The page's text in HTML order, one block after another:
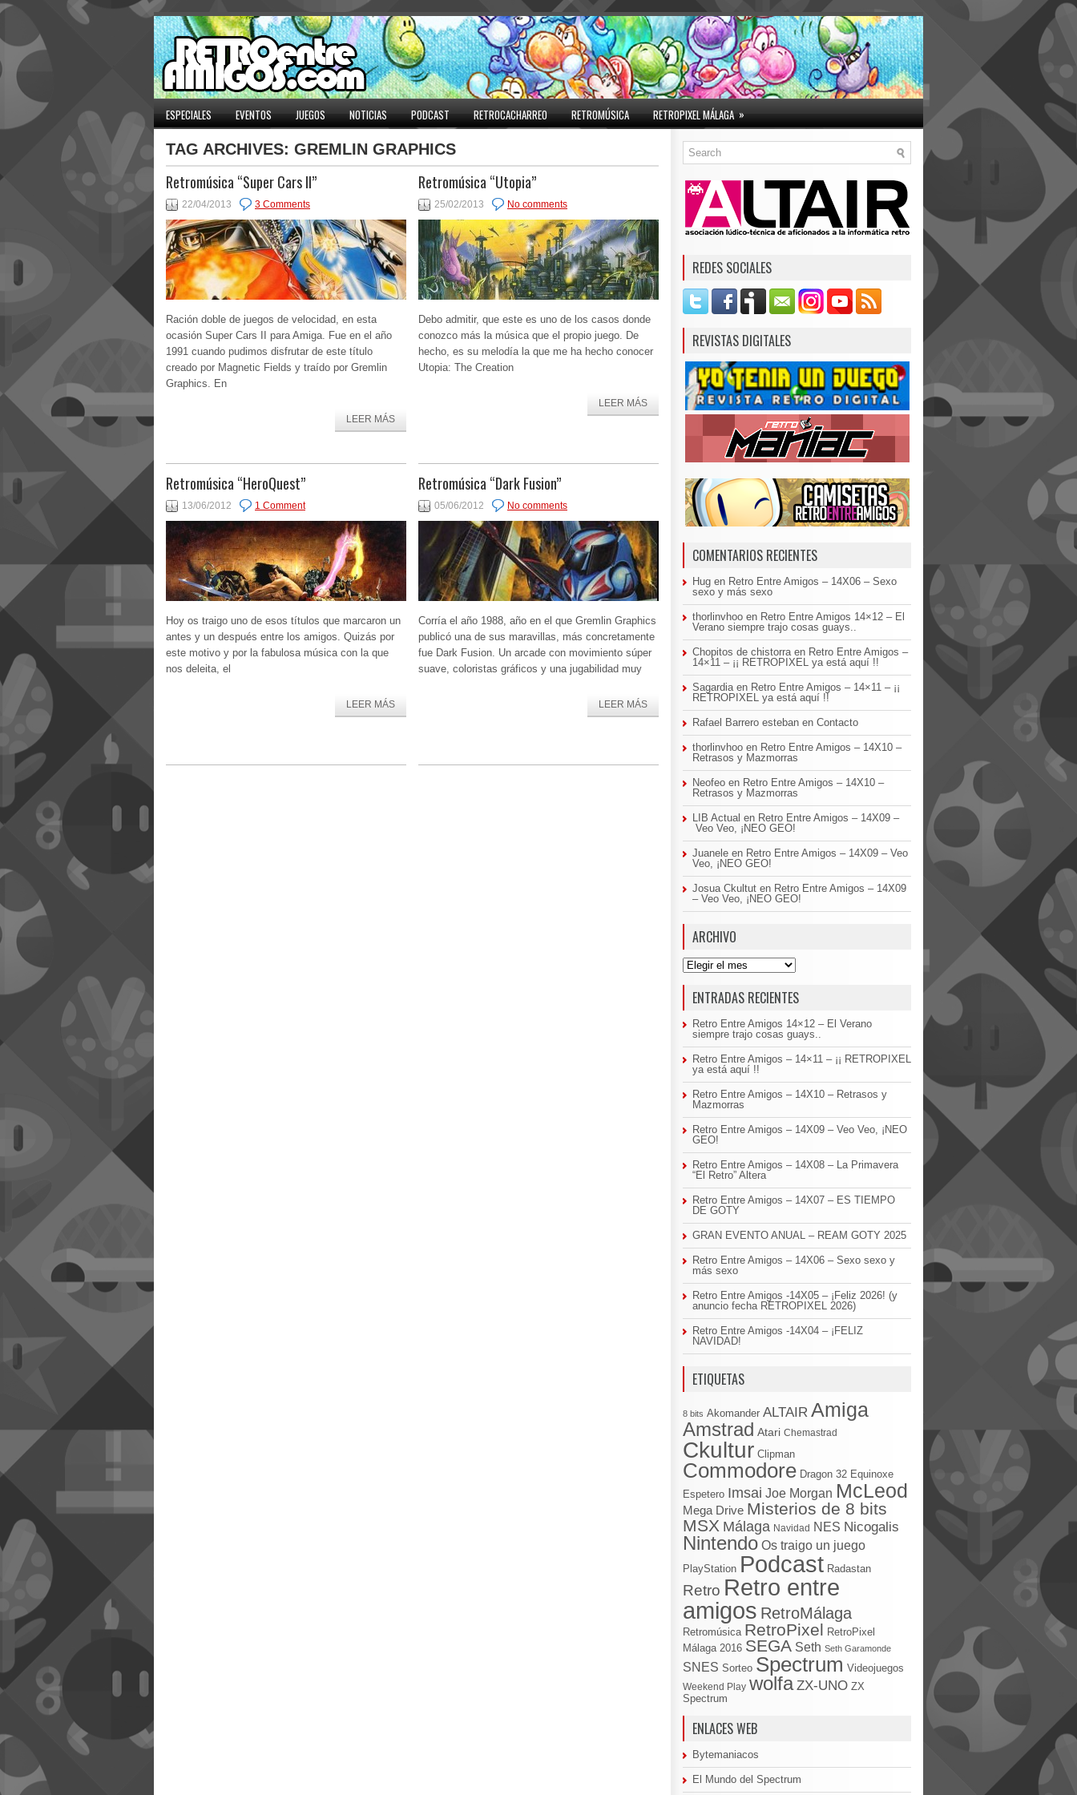
ESPECIALES EVENTOS JUEGOS NOTICIAS PODCAST RETROCACHARREO RETROMÚSICA RETROPIXEL MÁLAGA »
TAG ARCHIVES: GREMLIN GRAPHICS
Retromúsica “Super Cars II”
22/04/2013 3 Comments
Ración doble de juegos de velocidad, en esta
ocasión Super Cars II para Amiga. Fue en el año
1991 cuando pudimos disfrutar de este título
creado por Magnetic Fields y traído por Gremlin
Graphics. En
LEER MÁS
Retromúsica “Utopia”
25/02/2013 No comments
Debo admitir, que este es uno de los casos donde
conozco más la música que el propio juego. De
hecho, es su melodía la que me ha hecho conocer
Utopia: The Creation
LEER MÁS
Retromúsica “HeroQuest”
13/06/2012 1 Comment
Hoy os traigo uno de esos títulos que marcaron un
antes y un después entre los amigos. Quizás por
este motivo y por la fabulosa música con la que
nos deleita, el
LEER MÁS
Retromúsica “Dark Fusion”
05/06/2012 No comments
Corría el año 1988, año en el que Gremlin Graphics
publicó una de sus maravillas, más concretamente
fue Dark Fusion. Un arcade con movimiento súper
suave, coloristas gráficos y una jugabilidad muy
LEER MÁS
REDES SOCIALES
REVISTAS DIGITALES
COMENTARIOS RECIENTES
Hug en Retro Entre Amigos – 14X06 – Sexo
sexo y más sexo
thorlinvhoo en Retro Entre Amigos 14×12 – El
Verano siempre trajo cosas guays..
Chopitos de chistorra en Retro Entre Amigos –
14×11 – ¡¡ RETROPIXEL ya está aquí !!
Sagardia en Retro Entre Amigos – 14×11 – ¡¡
RETROPIXEL ya está aquí !!
Rafael Barrero esteban en Contacto
thorlinvhoo en Retro Entre Amigos – 14X10 –
Retrasos y Mazmorras
Neofeo en Retro Entre Amigos – 14X10 –
Retrasos y Mazmorras
LIB Actual en Retro Entre Amigos – 14X09 –
Veo Veo, ¡NEO GEO!
Juanele en Retro Entre Amigos – 14X09 – Veo
Veo, ¡NEO GEO!
Josua Ckultut en Retro Entre Amigos – 14X09
– Veo Veo, ¡NEO GEO!
ARCHIVO
Archivo
ENTRADAS RECIENTES
Retro Entre Amigos 14×12 – El Verano
siempre trajo cosas guays..
Retro Entre Amigos – 14×11 – ¡¡ RETROPIXEL
ya está aquí !!
Retro Entre Amigos – 14X10 – Retrasos y
Mazmorras
Retro Entre Amigos – 14X09 – Veo Veo, ¡NEO
GEO!
Retro Entre Amigos – 14X08 – La Primavera
“El Retro” Altera
Retro Entre Amigos – 14X07 – ES TIEMPO
DE GOTY
GRAN EVENTO ANUAL – REAM GOTY 2025
Retro Entre Amigos – 14X06 – Sexo sexo y
más sexo
Retro Entre Amigos -14X05 – ¡Feliz 2026! (y
anuncio fecha RETROPIXEL 2026)
Retro Entre Amigos -14X04 – ¡FELIZ
NAVIDAD!
ETIQUETAS
8 bits Akomander ALTAIR Amiga
Amstrad Atari Chemastrad
Ckultur Clipman
Commodore Dragon 32 Equinoxe
Espetero Imsai Joe Morgan McLeod
Mega Drive Misterios de 8 bits
MSX Málaga Navidad NES Nicogalis
Nintendo Os traigo un juego
PlayStation Podcast Radastan
Retro Retro entre
amigos RetroMálaga
Retromúsica RetroPixel RetroPixel
Málaga 2016 SEGA Seth Seth Garamonde
SNES Sorteo Spectrum Videojuegos
Weekend Play wolfa ZX-UNO ZX
Spectrum
ENLACES WEB
Bytemaniacos
El Mundo del Spectrum